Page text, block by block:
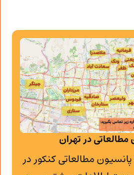
در تهران
شعبه پانسیون مطالعاتی کنکور در